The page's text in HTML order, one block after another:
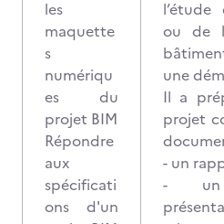
les
maquette
s
numériqu
es du
projet BIM
Répondre
aux
spécificati
ons d'un
ou de
une
Il a
projet
- un
- un